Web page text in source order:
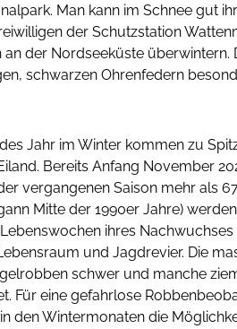
Man kann im Schnee gut
der Schutzstation
der Nordseeküste überwintern.
schwarzen Ohrenfedern
Jahr im Winter kommen zu
Bereits Anfang November
vergangenen Saison mehr als
Mitte der 1990er Jahre)
ihres
und Jagdrevier. Die
schwer und manche
Für eine gefahrlose
den Wintermonaten die